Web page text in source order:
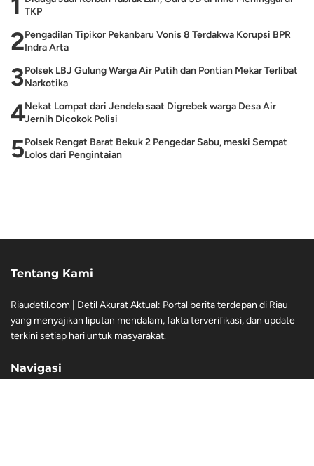
TKP
2Pengadilan Tipikor Pekanbaru Vonis 8 Terdakwa Korupsi BPR
Indra Arta
3Polsek LBJ Gulung Warga Air Putih dan Pontian Mekar Terlibat
Narkotika
4Nekat Lompat dari Jendela saat Digrebek warga Desa Air
Jernih Dicokok Polisi
5Polsek Rengat Barat Bekuk 2 Pengedar Sabu, meski Sempat
Lolos dari Pengintaian
Tentang Kami
Riaudetil.com | Detil Akurat Aktual: Portal berita terdepan di Riau
yang menyajikan liputan mendalam, fakta terverifikasi, dan update
terkini setiap hari untuk masyarakat.
Navigasi